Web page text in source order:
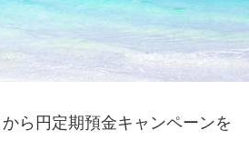
ら円定期預金キャンペーンを